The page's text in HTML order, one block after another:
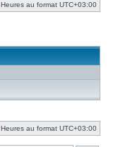
Heures au format UTC+03:00
Heures au format UTC+03:00